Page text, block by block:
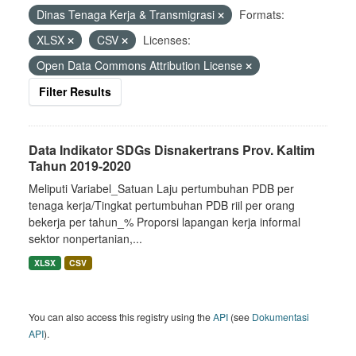
Dinas Tenaga Kerja & Transmigrasi
Formats:
XLSX
CSV
Licenses:
Open Data Commons Attribution License
Filter Results
Data Indikator SDGs Disnakertrans Prov. Kaltim
Tahun 2019-2020
Meliputi Variabel_Satuan Laju pertumbuhan PDB per
tenaga kerja/Tingkat pertumbuhan PDB riil per orang
bekerja per tahun_% Proporsi lapangan kerja informal
sektor nonpertanian,...
XLSX CSV
You can also access this registry using theAPI (see Dokumentasi
API).